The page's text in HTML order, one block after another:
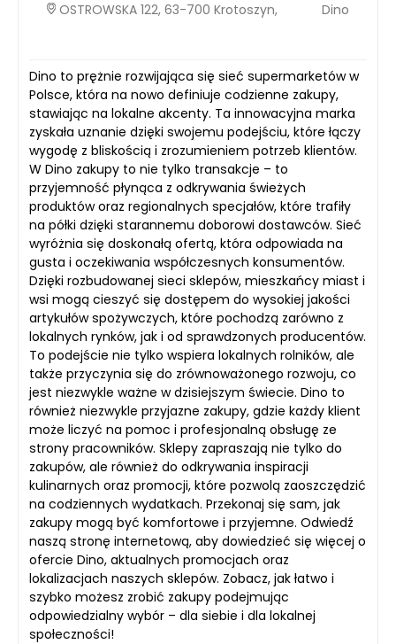
OSTROWSKA 122, 63-700 Krotoszyn, Dino
Dino to prężnie rozwijająca się sieć supermarketów w
Polsce, która na nowo definiuje codzienne zakupy,
stawiając na lokalne akcenty. Ta innowacyjna marka
zyskała uznanie dzięki swojemu podejściu, które łączy
wygodę z bliskością i zrozumieniem potrzeb klientów.
W Dino zakupy to nie tylko transakcje – to
przyjemność płynąca z odkrywania świeżych
produktów oraz regionalnych specjałów, które trafiły
na półki dzięki starannemu doborowi dostawców. Sieć
wyróżnia się doskonałą ofertą, która odpowiada na
gusta i oczekiwania współczesnych konsumentów.
Dzięki rozbudowanej sieci sklepów, mieszkańcy miast i
wsi mogą cieszyć się dostępem do wysokiej jakości
artykułów spożywczych, które pochodzą zarówno z
lokalnych rynków, jak i od sprawdzonych producentów.
To podejście nie tylko wspiera lokalnych rolników, ale
także przyczynia się do zrównoważonego rozwoju, co
jest niezwykle ważne w dzisiejszym świecie. Dino to
również niezwykle przyjazne zakupy, gdzie każdy klient
może liczyć na pomoc i profesjonalną obsługę ze
strony pracowników. Sklepy zapraszają nie tylko do
zakupów, ale również do odkrywania inspiracji
kulinarnych oraz promocji, które pozwolą zaoszczędzić
na codziennych wydatkach. Przekonaj się sam, jak
zakupy mogą być komfortowe i przyjemne. Odwiedź
naszą stronę internetową, aby dowiedzieć się więcej o
ofercie Dino, aktualnych promocjach oraz
lokalizacjach naszych sklepów. Zobacz, jak łatwo i
szybko możesz zrobić zakupy podejmując
odpowiedzialny wybór – dla siebie i dla lokalnej
społeczności!